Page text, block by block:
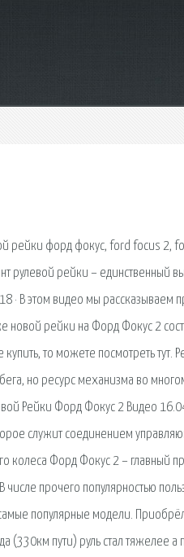
рейки форд фокус, ford focus 2,
рулевой рейки – единственный
· В этом видео мы рассказываем
новой рейки на Форд Фокус 2
то можете посмотреть
но ресурс механизма во многом
Рейки Форд Фокус 2 Видео
служит соединением
колеса Форд Фокус 2 – главный
прочего популярностью
популярные модели.
(330км пути) руль стал тяжелее